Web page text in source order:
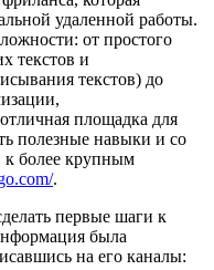
удаленной работы.
от простого
текстов и
текстов) до
площадка для
полезные навыки и со
к более крупным
.
первые шаги к
была
на его каналы: